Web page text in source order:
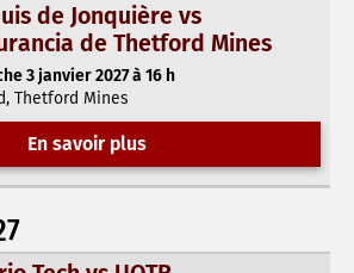
de Jonquière vs
de Thetford Mines
3 janvier 2027 à 16 h
Thetford Mines
En savoir plus